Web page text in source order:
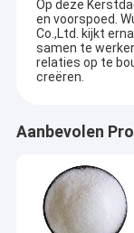
Op deze
en voorspoed.
Co.,Ltd. kijkt
samen te
relaties op te
creëren.
Aanbevolen